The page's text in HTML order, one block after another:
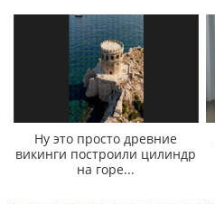
Ну это просто древние
викинги построили цилиндр
на горе...